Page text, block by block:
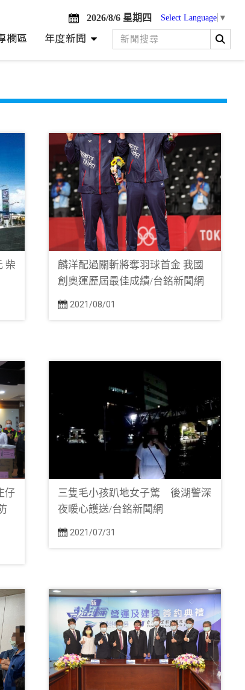
2026/8/6 星期四 Select Language ▼
欄區 年度新聞
柴
麟洋配過關斬將奪羽球首金 我國
創奧運歷屆最佳成績/台銘新聞網
2021/08/01
仔
三隻毛小孩趴地女子驚 後湖警深
夜暖心護送/台銘新聞網
2021/07/31